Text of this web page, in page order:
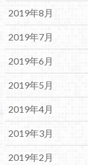
2019年8月
2019年7月
2019年6月
2019年5月
2019年4月
2019年3月
2019年2月